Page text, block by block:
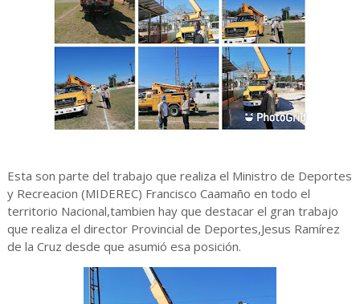
Esta son parte del trabajo que realiza el Ministro de Deportes
y Recreacion (MIDEREC) Francisco Caamaño en todo el
territorio Nacional,tambien hay que destacar el gran trabajo
que realiza el director Provincial de Deportes,Jesus Ramírez
de la Cruz desde que asumió esa posición.